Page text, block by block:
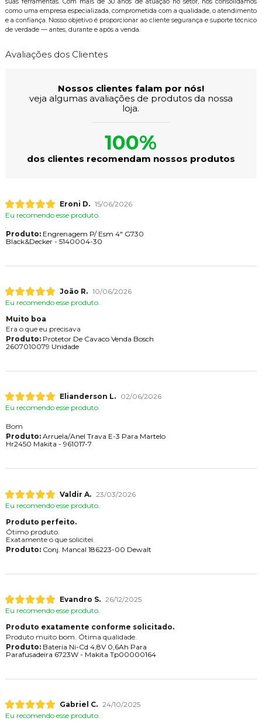
suas ferramentas. Com mais de 30 anos de atuação no setor, nos consolidamos
como uma empresa especializada, comprometida com a qualidade, o atendimento
e a confiança. Nosso objetivo é proporcionar ao cliente segurança e suporte técnico
de verdade — antes, durante e após a venda.
Avaliações dos Clientes
Nossos clientes falam por nós!
veja algumas avaliações de produtos da nossa
loja.
100%
dos clientes recomendam nossos produtos
Eroni D. 15/06/2026
Eu recomendo esse produto.
Produto:Engrenagem P/ Esm 4" G730
Black&Decker - 5140004-30
João R. 10/06/2026
Eu recomendo esse produto.
Muito boa
Era o que eu precisava
Produto:Protetor De Cavaco Venda Bosch
2607010079 Unidade
Elianderson L.
02/06/2026
Eu recomendo esse produto.
Bom
Produto:Arruela/Anel Trava E-3 Para Martelo
Hr2450 Makita - 961017-7
Valdir A. 23/03/2026
Eu recomendo esse produto.
Produto perfeito.
Ótimo produto.
Exatamente o que solicitei.
Produto:Conj. Mancal 186223-00 Dewalt
Evandro S. 26/12/2025
Eu recomendo esse produto.
Produto exatamente conforme solicitado.
Produto muito bom. Ótima qualidade.
Produto:Bateria Ni-Cd 4,8V 0,6Ah Para
Parafusadeira 6723W - Makita Tp00000164
Gabriel C. 24/10/2025
Eu recomendo esse produto.